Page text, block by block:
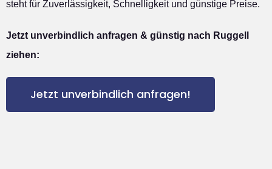
steht für Zuverlässigkeit, Schnelligkeit und günstige Preise.
Jetzt unverbindlich anfragen & günstig nach Ruggell
ziehen:
Jetzt unverbindlich anfragen!